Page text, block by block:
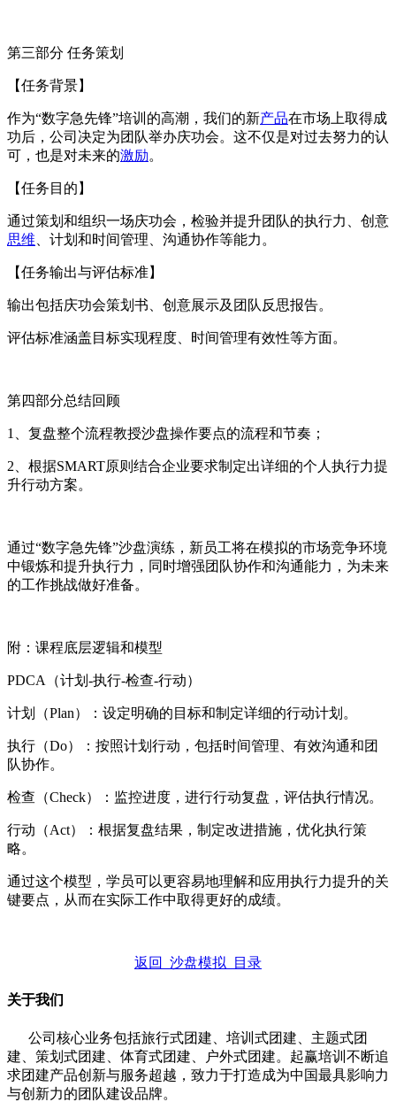
第三部分 任务策划
【任务背景】
作为“数字急先锋”培训的高潮，我们的新产品在市场上取得成
功后，公司决定为团队举办庆功会。这不仅是对过去努力的认
可，也是对未来的激励。
【任务目的】
通过策划和组织一场庆功会，检验并提升团队的执行力、创意
思维 、计划和时间管理、沟通协作等能力。
【任务输出与评估标准】
输出包括庆功会策划书、创意展示及团队反思报告。
评估标准涵盖目标实现程度、时间管理有效性等方面。
第四部分总结回顾
1、复盘整个流程教授沙盘操作要点的流程和节奏；
2、根据SMART原则结合企业要求制定出详细的个人执行力提
升行动方案。
通过“数字急先锋”沙盘演练，新员工将在模拟的市场竞争环境
中锻炼和提升执行力，同时增强团队协作和沟通能力，为未来
的工作挑战做好准备。
附：课程底层逻辑和模型
PDCA（计划-执行-检查-行动）
计划（Plan）：设定明确的目标和制定详细的行动计划。
执行（Do）：按照计划行动，包括时间管理、有效沟通和团
队协作。
检查（Check）：监控进度，进行行动复盘，评估执行情况。
行动（Act）：根据复盘结果，制定改进措施，优化执行策
略。
通过这个模型，学员可以更容易地理解和应用执行力提升的关
键要点，从而在实际工作中取得更好的成绩。
返回 沙盘模拟 目录
关于我们
公司核心业务包括旅行式团建、培训式团建、主题式团
建、策划式团建、体育式团建、户外式团建。起赢培训不断追
求团建产品创新与服务超越，致力于打造成为中国最具影响力
与创新力的团队建设品牌。